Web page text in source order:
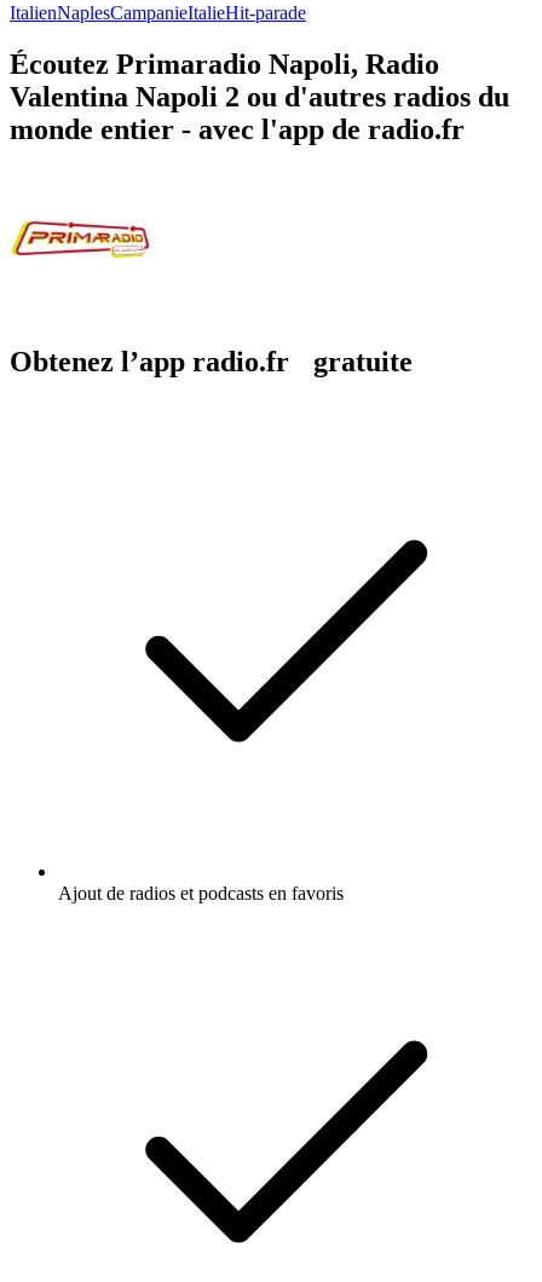
ItalienNaplesCampanieItalieHit-parade
Écoutez Primaradio Napoli, Radio
Valentina Napoli 2 ou d'autres radios du
monde entier - avec l'app de radio.fr
Obtenez l’app radio.fr gratuite
Ajout de radios et podcasts en favoris